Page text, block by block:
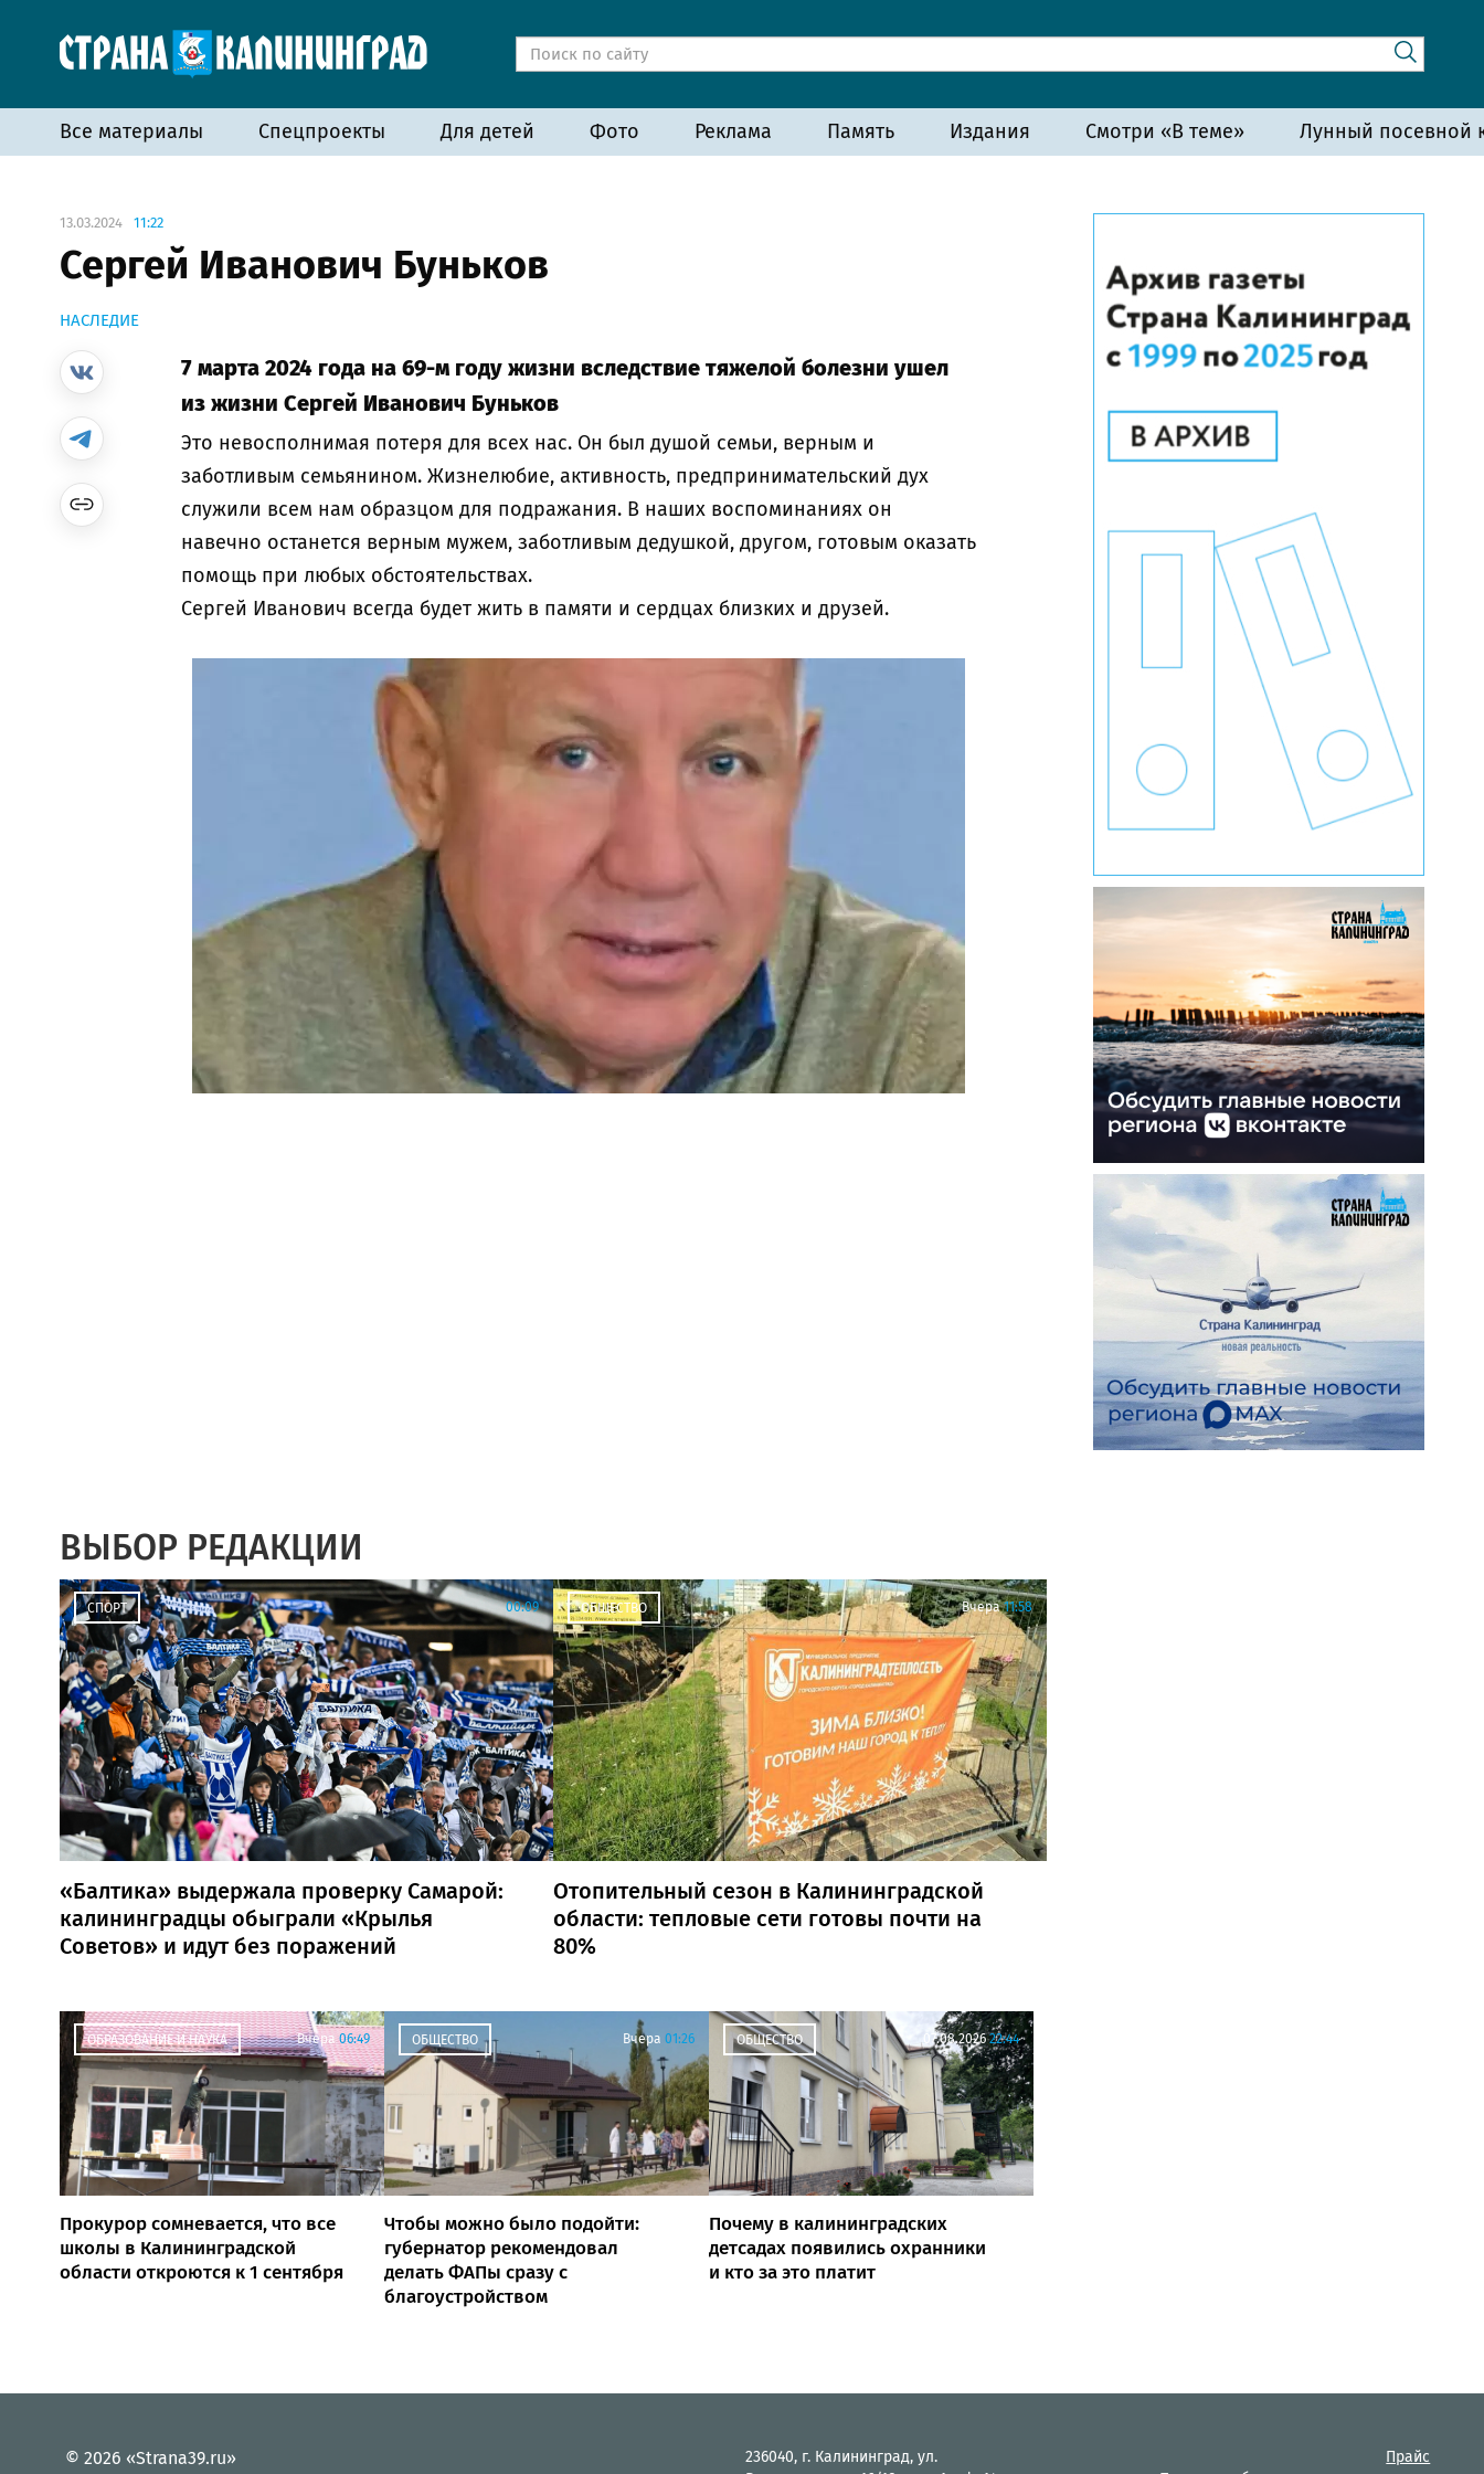
Все материалы Спецпроекты Для детей Фото Реклама Память Издания Смотри «В теме» Лунный посевной
13.03.2024 11:22
Сергей Иванович Буньков
НАСЛЕДИЕ
7 марта 2024 года на 69-м году жизни вследствие тяжелой болезни ушел
из жизни Сергей Иванович Буньков
Это невосполнимая потеря для всех нас. Он был душой семьи, верным и
заботливым семьянином. Жизнелюбие, активность, предпринимательский дух
служили всем нам образцом для подражания. В наших воспоминаниях он
навечно останется верным мужем, заботливым дедушкой, другом, готовым оказать
помощь при любых обстоятельствах.
Сергей Иванович всегда будет жить в памяти и сердцах близких и друзей.
ВЫБОР РЕДАКЦИИ
СПОРТ 00:09
«Балтика» выдержала проверку Самарой:
калининградцы обыграли «Крылья
Советов» и идут без поражений
ОБЩЕСТВО Вчера 11:58
Отопительный сезон в Калининградской
области: тепловые сети готовы почти на
80%
ОБРАЗОВАНИЕ И НАУКА Вчера 06:49
Прокурор сомневается, что все
школы в Калининградской
области откроются к 1 сентября
ОБЩЕСТВО Вчера 01:26
Чтобы можно было подойти:
губернатор рекомендовал
делать ФАПы сразу с
благоустройством
ОБЩЕСТВО 07.08.2026 22:44
Почему в калининградских
детсадах появились охранники
и кто за это платит
© 2026 «Strana39.ru»
236040, г. Калининград, ул.
Прайс